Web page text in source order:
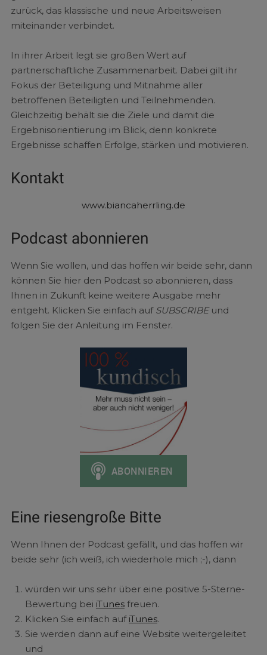
zurück, das klassische und neue Arbeitsweisen
miteinander verbindet.
In ihrer Arbeit legt sie großen Wert auf
partnerschaftliche Zusammenarbeit. Dabei gilt ihr
Fokus der Beteiligung und Mitnahme aller
betroffenen Beteiligten und Teilnehmenden.
Gleichzeitig behält sie die Ziele und damit die
Ergebnisorientierung im Blick, denn konkrete
Ergebnisse schaffen Erfolge, stärken und motivieren.
Kontakt
www.biancaherrling.de
Podcast abonnieren
Wenn Sie wollen, und das hoffen wir beide sehr, dann
können Sie hier den Podcast so abonnieren, dass
Ihnen in Zukunft keine weitere Ausgabe mehr
entgeht. Klicken Sie einfach auf SUBSCRIBEund
folgen Sie der Anleitung im Fenster.
Eine riesengroße Bitte
Wenn Ihnen der Podcast gefällt, und das hoffen wir
beide sehr (ich weiß, ich wiederhole mich ;-), dann
würden wir uns sehr über eine positive 5-Sterne-
Bewertung bei iTunesfreuen.
Klicken Sie einfach auf iTunes.
Sie werden dann auf eine Website weitergeleitet
und